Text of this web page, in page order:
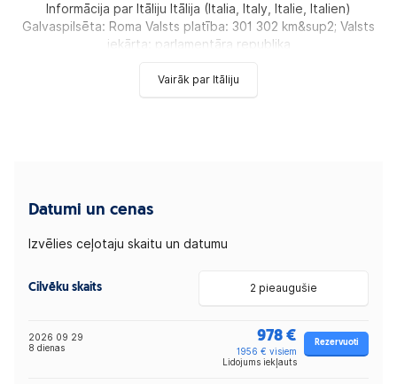
Informācija par Itāliju Itālija (Italia, Italy, Italie, Italien)
Galvaspilsēta: Roma Valsts platība: 301 302 km&sup2; Valsts
iekārta: parlamentāra republika
Vairāk par Itāliju
Datumi un cenas
Izvēlies ceļotaju skaitu un datumu
Cilvēku skaits 2 pieaugušie
2026 09 29
8 dienas
978 €
1956 € visiem
Lidojums iekļauts
Rezervuoti